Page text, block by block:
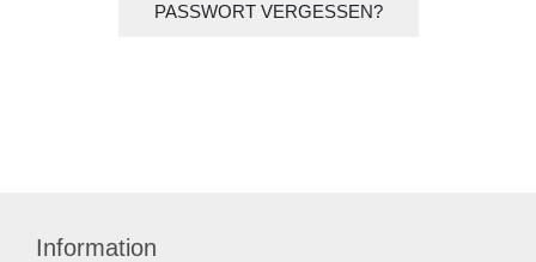
PASSWORT VERGESSEN?
Information